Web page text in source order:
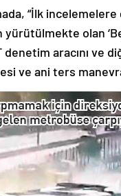
“İlk
olan
aracını ve
ve ani ters